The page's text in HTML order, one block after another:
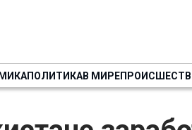
ПОЛИТИКАВ МИРЕ